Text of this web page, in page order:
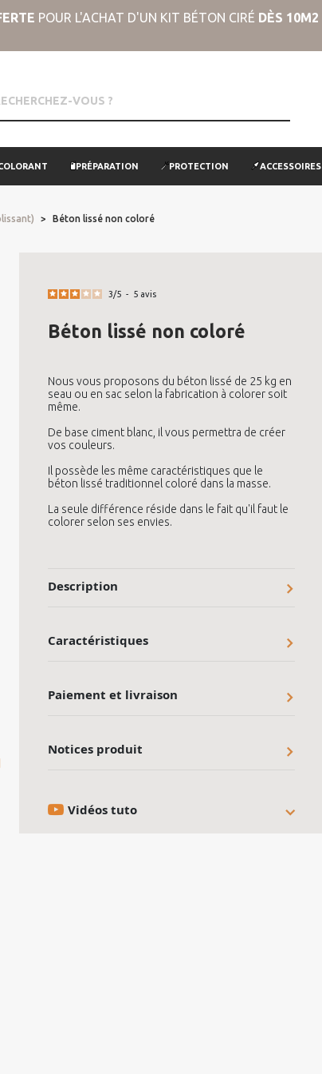
POUR L'ACHAT D'UN KIT BÉTON CIRÉ DÈS 10M2
PRÉPARATION PROTECTION ACCESSOIRES
Béton lissé non coloré
3/5 - 5 avis
Béton lissé non coloré
Nous vous proposons du béton lissé de 25 kg en
seau ou en sac selon la fabrication à colorer soit
même.
De base ciment blanc, il vous permettra de créer
vos couleurs.
Il possède les même caractéristiques que le
béton lissé traditionnel coloré dans la masse.
La seule différence réside dans le fait qu'il faut le
colorer selon ses envies.
Description
Caractéristiques
Paiement et livraison
Notices produit
Vidéos tuto